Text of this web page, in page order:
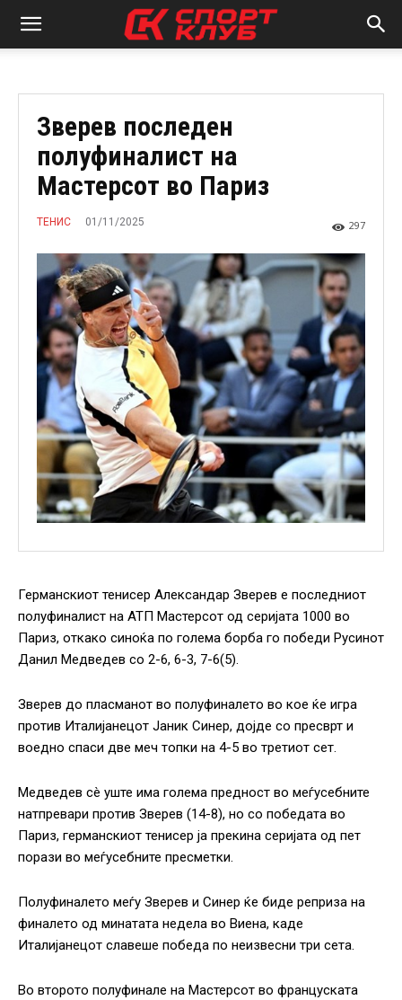
Зверев последен
полуфиналист на
Мастерсот во Париз
ТЕНИС 01/11/2025 297
Германскиот тенисер Александар Зверев е последниот
полуфиналист на АТП Мастерсот од серијата 1000 во
Париз, откако синоќа по голема борба го победи Русинот
Данил Медведев со 2-6, 6-3, 7-6(5).
Зверев до пласманот во полуфиналето во кое ќе игра
против Италијанецот Јаник Синер, дојде со пресврт и
воедно спаси две меч топки на 4-5 во третиот сет.
Медведев сè уште има голема предност во меѓусебните
натпревари против Зверев (14-8), но со победата во
Париз, германскиот тенисер ја прекина серијата од пет
порази во меѓусебните пресметки.
Полуфиналето меѓу Зверев и Синер ќе биде реприза на
финалето од минатата недела во Виена, каде
Италијанецот славеше победа по неизвесни три сета.
Во второто полуфинале на Мастерсот во француската